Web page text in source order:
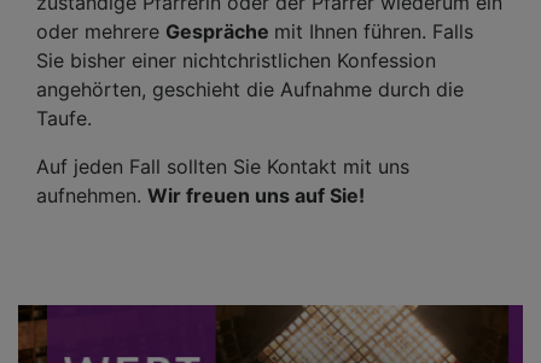
oder mehrere Gespräche mit Ihnen führen. Falls
Sie bisher einer nichtchristlichen Konfession
angehörten, geschieht die Aufnahme durch die
Taufe.
Auf jeden Fall sollten Sie Kontakt mit uns
aufnehmen. Wir freuen uns auf Sie!